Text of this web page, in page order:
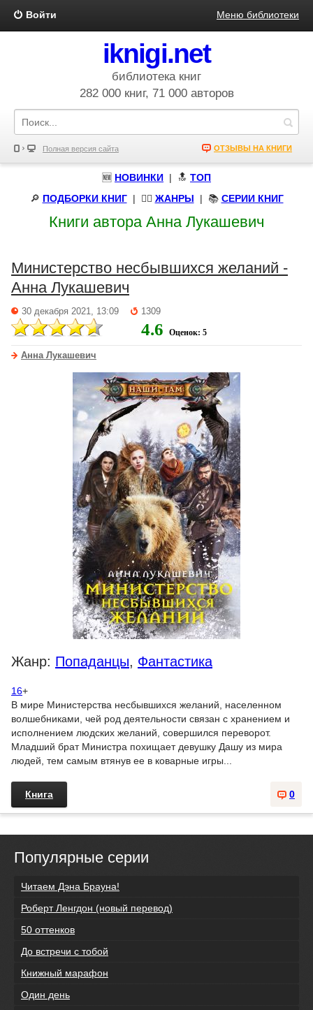
Войти Меню библиотеки
iknigi.net
библиотека книг
282 000 книг, 71 000 авторов
Полная версия сайта ОТЗЫВЫ НА КНИГИ
🆕 НОВИНКИ | 🔝 ТОП
🔎 ПОДБОРКИ КНИГ| 🧝‍♀️ ЖАНРЫ | 📚 СЕРИИ КНИГ
Книги автора Анна Лукашевич
Министерство несбывшихся желаний -
Анна Лукашевич
30 декабря 2021, 13:09 1309
4.6 Оценок: 5
Анна Лукашевич
Жанр: Попаданцы, Фантастика
16+
В мире Министерства несбывшихся желаний, населенном
волшебниками, чей род деятельности связан с хранением и
исполнением людских желаний, совершился переворот.
Младший брат Министра похищает девушку Дашу из мира
людей, тем самым втянув ее в коварные игры...
0
Книга
Популярные серии
Читаем Дэна Брауна!
Роберт Ленгдон (новый перевод)
50 оттенков
До встречи с тобой
Книжный марафон
Один день